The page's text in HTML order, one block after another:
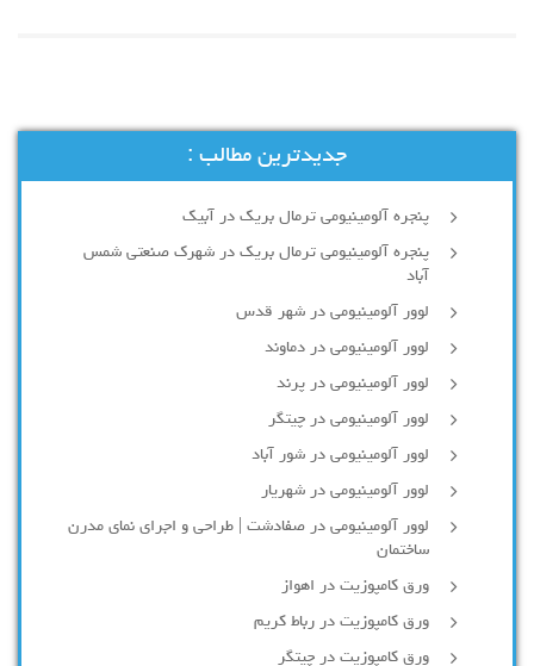
جدیدترین مطالب :
پنجره آلومینیومی ترمال بریک در آبیک
پنجره آلومینیومی ترمال بریک در شهرک صنعتی شمس
آباد
لوور آلومینیومی در شهر قدس
لوور آلومینیومی در دماوند
لوور آلومینیومی در پرند
لوور آلومینیومی در چیتگر
لوور آلومینیومی در شور آباد
لوور آلومينيومي در شهريار
لوور آلومینیومی در صفادشت | طراحی و اجرای نمای مدرن
ساختمان
ورق کامپوزیت در اهواز
ورق کامپوزیت در رباط کریم
ورق کامپوزیت در چیتگر